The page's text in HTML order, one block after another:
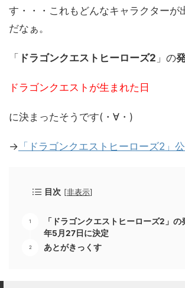
す・・・これもどんなキャラクターが
だなぁ。
「 ドラゴンクエストヒーローズ2 」の
ドラゴンクエストが生まれた日
に決まったそうです(・∀・)
→ 「ドラゴンクエストヒーローズ2」
目次 [非表示]
「ドラゴンクエストヒーローズ2」
年5月27日に決定
あとがきっくす